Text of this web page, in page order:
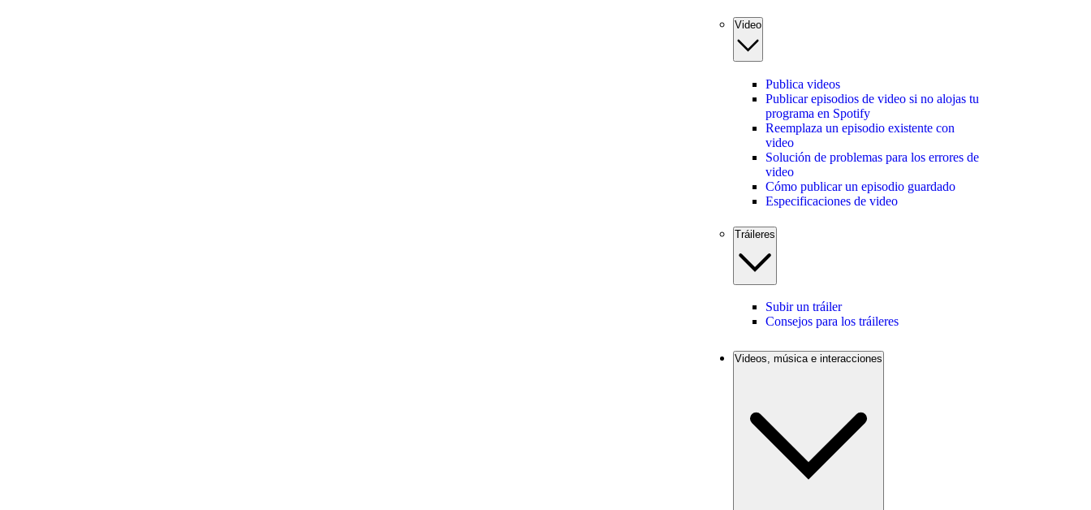
Video
Publica videos
Publicar episodios de video si no alojas tu
programa en Spotify
Reemplaza un episodio existente con
video
Solución de problemas para los errores de
video
Cómo publicar un episodio guardado
Especificaciones de video
Tráileres
Subir un tráiler
Consejos para los tráileres
Videos, música e interacciones